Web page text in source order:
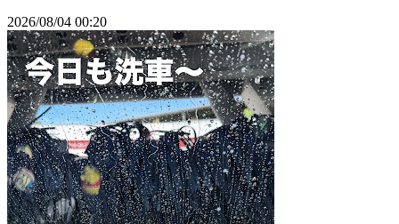
2026/08/04 00:20